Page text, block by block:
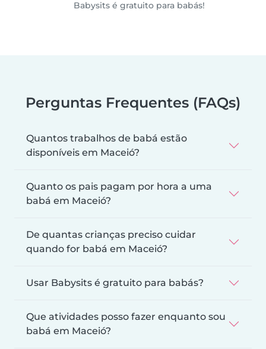
Babysits é gratuito para babás!
Perguntas Frequentes (FAQs)
Quantos trabalhos de babá estão
disponíveis em Maceió?
Quanto os pais pagam por hora a uma
babá em Maceió?
De quantas crianças preciso cuidar
quando for babá em Maceió?
Usar Babysits é gratuito para babás?
Que atividades posso fazer enquanto sou
babá em Maceió?